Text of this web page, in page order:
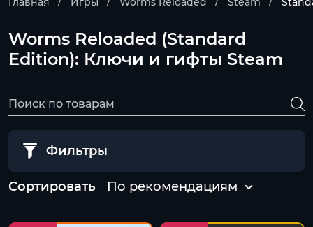
Worms Reloaded (Standard
Edition): Ключи и гифты Steam
Фильтры
Сортировать По рекомендациям